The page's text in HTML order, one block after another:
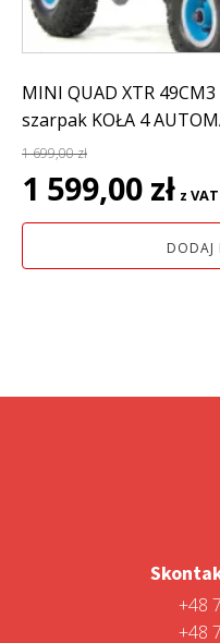
MINI QUAD XTR
szarpak KOŁA 4
1 699,00zł
Pierwotna
cena
wynosiła:
1 599,00 zł cena
1
z VAT
DODAJ
+48
+48